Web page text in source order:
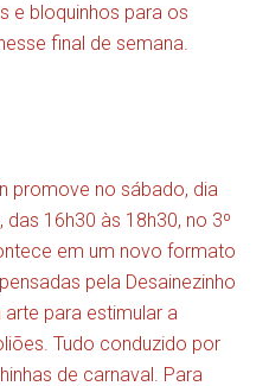
e bloquinhos para os
final de semana.
promove no sábado, dia
16h30 às 18h30, no 3º
em um novo formato
pela Desainezinho
para estimular a
Tudo conduzido por
de carnaval. Para